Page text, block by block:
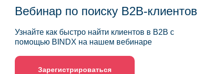
Вебинар по поиску B2B-клиентов
Узнайте как быстро найти клиентов в B2B с
помощью BINDX на нашем вебинаре
Зарегистрироваться